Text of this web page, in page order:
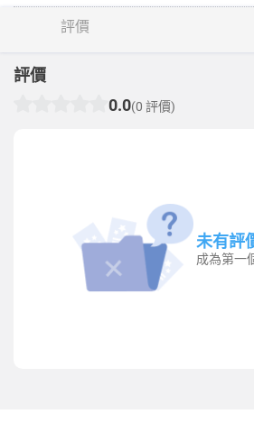
評價
評價
0.0(0 評價)
未有評
成為第一